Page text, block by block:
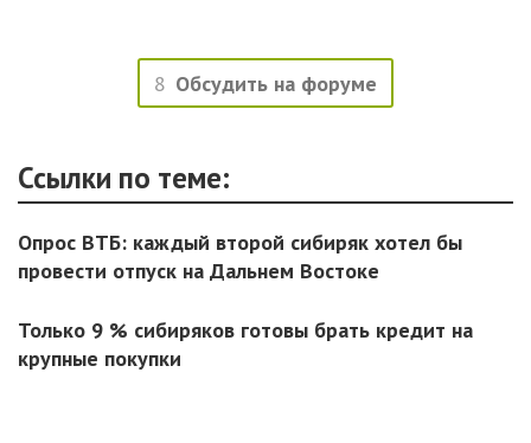
8 Обсудить на форуме
Ссылки по теме:
Опрос ВТБ: каждый второй сибиряк хотел бы
провести отпуск на Дальнем Востоке
Только 9 % сибиряков готовы брать кредит на
крупные покупки